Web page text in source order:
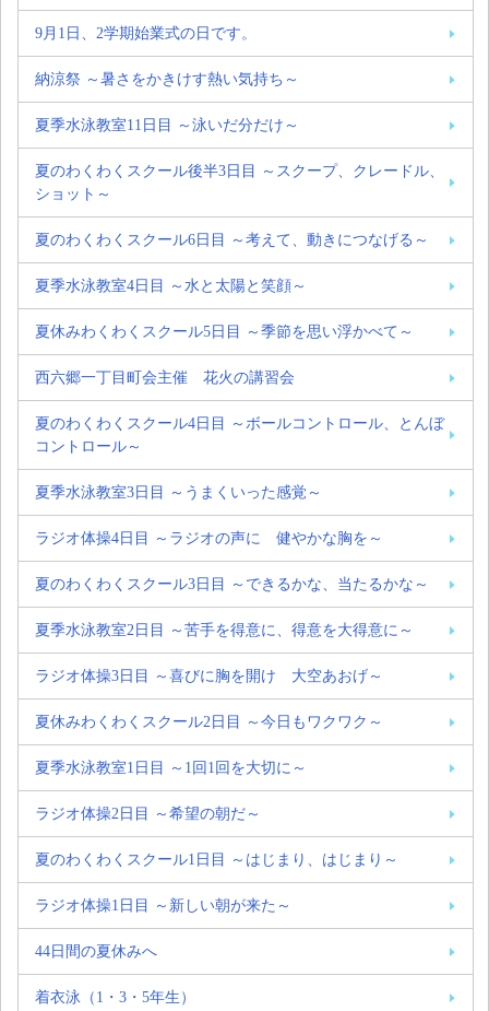
9月1日、2学期始業式の日です。
納涼祭 ～暑さをかきけす熱い気持ち～
夏季水泳教室11日目 ～泳いだ分だけ～
夏のわくわくスクール後半3日目 ～スクープ、クレードル、
ショット～
夏のわくわくスクール6日目 ～考えて、動きにつなげる～
夏季水泳教室4日目 ～水と太陽と笑顔～
夏休みわくわくスクール5日目 ～季節を思い浮かべて～
西六郷一丁目町会主催 花火の講習会
夏のわくわくスクール4日目 ～ボールコントロール、とんぼ
コントロール～
夏季水泳教室3日目 ～うまくいった感覚～
ラジオ体操4日目 ～ラジオの声に 健やかな胸を～
夏のわくわくスクール3日目 ～できるかな、当たるかな～
夏季水泳教室2日目 ～苦手を得意に、得意を大得意に～
ラジオ体操3日目 ～喜びに胸を開け 大空あおげ～
夏休みわくわくスクール2日目 ～今日もワクワク～
夏季水泳教室1日目 ～1回1回を大切に～
ラジオ体操2日目 ～希望の朝だ～
夏のわくわくスクール1日目 ～はじまり、はじまり～
ラジオ体操1日目 ～新しい朝が来た～
44日間の夏休みへ
着衣泳（1・3・5年生）